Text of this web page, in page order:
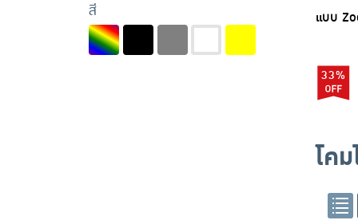
SYLVANIA (3)
สี
แบบ
33%
โค